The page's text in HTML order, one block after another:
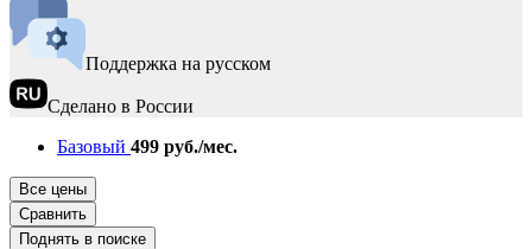
Поддержка на русском
Сделано в России
Базовый 499 руб./мес.
Все цены
Сравнить
Поднять в поиске